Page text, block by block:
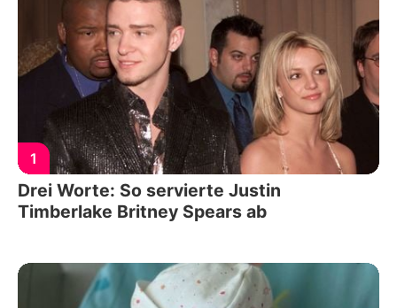
1
Drei Worte: So servierte Justin
Timberlake Britney Spears ab